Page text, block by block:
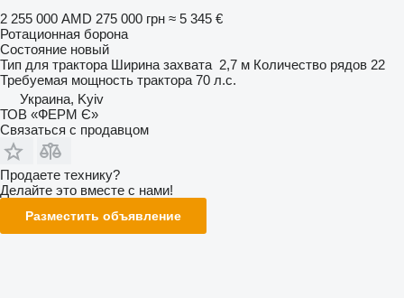
2 255 000 AMD 275 000 грн ≈ 5 345 €
Ротационная борона
Состояние новый
Тип для трактора Ширина захвата 2,7 м Количество рядов 22
Требуемая мощность трактора 70 л.с.
Украина, Kyiv
ТОВ «ФЕРМ Є»
Связаться с продавцом
Продаете технику?
Делайте это вместе с нами!
Разместить объявление